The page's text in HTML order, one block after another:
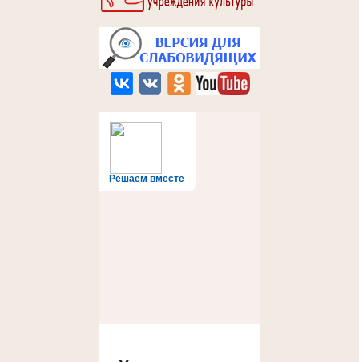
Решаем вместе